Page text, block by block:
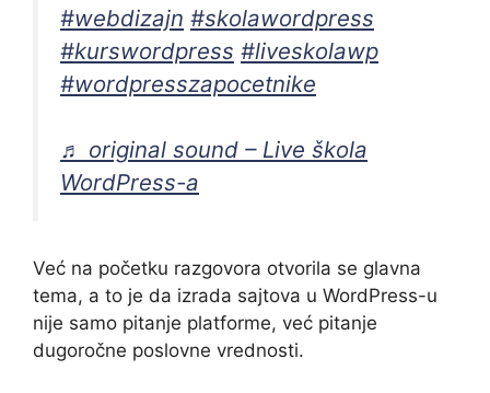
#webdizajn #skolawordpress
#kurswordpress #liveskolawp
#wordpresszapocetnike
♬ original sound – Live škola
WordPress-a
Već na početku razgovora otvorila se glavna
tema, a to je da izrada sajtova u WordPress-u
nije samo pitanje platforme, već pitanje
dugoročne poslovne vrednosti.